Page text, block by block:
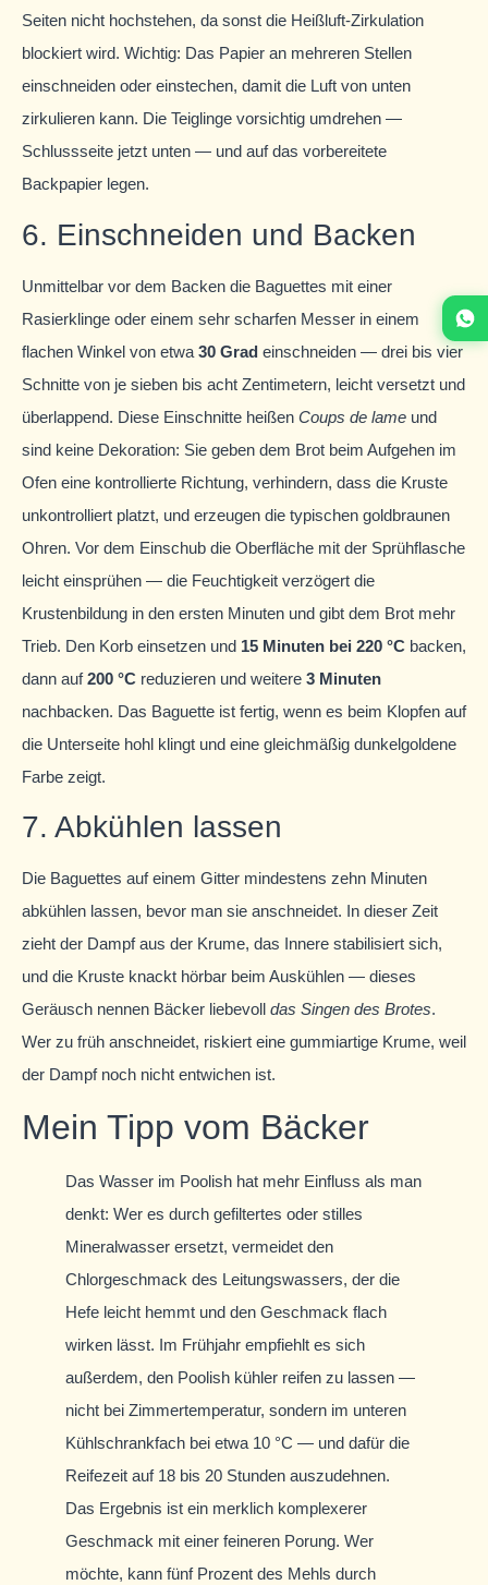
Seiten nicht hochstehen, da sonst die Heißluft-Zirkulation
blockiert wird. Wichtig: Das Papier an mehreren Stellen
einschneiden oder einstechen, damit die Luft von unten
zirkulieren kann. Die Teiglinge vorsichtig umdrehen —
Schlussseite jetzt unten — und auf das vorbereitete
Backpapier legen.
6. Einschneiden und Backen
Unmittelbar vor dem Backen die Baguettes mit einer
Rasierklinge oder einem sehr scharfen Messer in einem
flachen Winkel von etwa 30 Grad einschneiden — drei bis vier
Schnitte von je sieben bis acht Zentimetern, leicht versetzt und
überlappend. Diese Einschnitte heißen Coups de lame und
sind keine Dekoration: Sie geben dem Brot beim Aufgehen im
Ofen eine kontrollierte Richtung, verhindern, dass die Kruste
unkontrolliert platzt, und erzeugen die typischen goldbraunen
Ohren. Vor dem Einschub die Oberfläche mit der Sprühflasche
leicht einsprühen — die Feuchtigkeit verzögert die
Krustenbildung in den ersten Minuten und gibt dem Brot mehr
Trieb. Den Korb einsetzen und 15 Minuten bei 220 °C backen,
dann auf200 °C reduzieren und weitere 3 Minuten
nachbacken. Das Baguette ist fertig, wenn es beim Klopfen auf
die Unterseite hohl klingt und eine gleichmäßig dunkelgoldene
Farbe zeigt.
7. Abkühlen lassen
Die Baguettes auf einem Gitter mindestens zehn Minuten
abkühlen lassen, bevor man sie anschneidet. In dieser Zeit
zieht der Dampf aus der Krume, das Innere stabilisiert sich,
und die Kruste knackt hörbar beim Auskühlen — dieses
Geräusch nennen Bäcker liebevoll das Singen des Brotes.
Wer zu früh anschneidet, riskiert eine gummiartige Krume, weil
der Dampf noch nicht entwichen ist.
Mein Tipp vom Bäcker
Das Wasser im Poolish hat mehr Einfluss als man
denkt: Wer es durch gefiltertes oder stilles
Mineralwasser ersetzt, vermeidet den
Chlorgeschmack des Leitungswassers, der die
Hefe leicht hemmt und den Geschmack flach
wirken lässt. Im Frühjahr empfiehlt es sich
außerdem, den Poolish kühler reifen zu lassen —
nicht bei Zimmertemperatur, sondern im unteren
Kühlschrankfach bei etwa 10 °C — und dafür die
Reifezeit auf 18 bis 20 Stunden auszudehnen.
Das Ergebnis ist ein merklich komplexerer
Geschmack mit einer feineren Porung. Wer
möchte, kann fünf Prozent des Mehls durch